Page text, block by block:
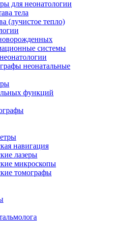
для неонатологии
тела
(лучистое тепло)
системы
неонатальные
функций
навигация
лазеры
микроскопы
томографы